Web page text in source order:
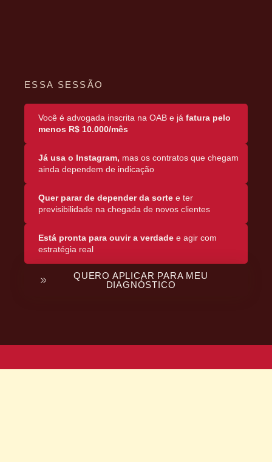
ESSA SESSÃO
Você é advogada inscrita na OAB e já fatura pelo
menos R$ 10.000/mês
Já usa o Instagram, mas os contratos que chegam
ainda dependem de indicação
Quer parar de depender da sorte e ter
previsibilidade na chegada de novos clientes
Está pronta para ouvir a verdade e agir com
estratégia real
QUERO APLICAR PARA MEU
DIAGNÓSTICO